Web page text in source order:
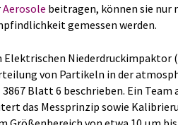
Aerosole beitragen, können sie nur
gemessen werden.
Elektrischen Niederdruckimpaktor
von Partikeln in der
Blatt 6 beschrieben. Ein
das Messprinzip sowie